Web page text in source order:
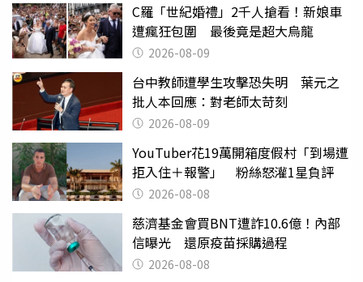
C羅「世紀婚禮」2千人搶看！新娘車
遭瘋狂包圍 最後竟是超大烏龍
2026-08-09
台中教師遭學生攻擊恐失明 葉元之
批人本回應：對老師太苛刻
2026-08-09
YouTuber花19萬開箱度假村「到場遭
拒入住＋報警」 粉絲怒灌1星負評
2026-08-08
慈濟基金會買BNT遭詐10.6億！內部
信曝光 還原疫苗採購過程
2026-08-08